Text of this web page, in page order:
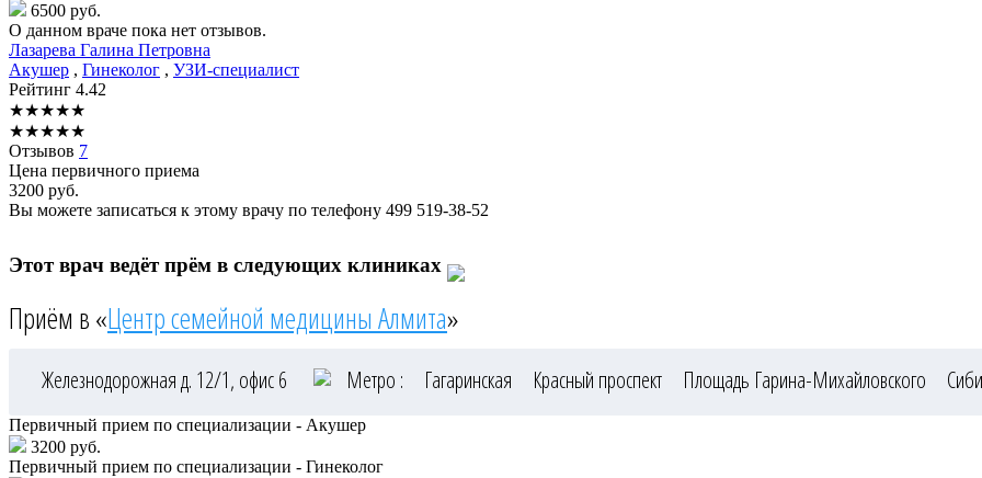
6500 руб.
О данном враче пока нет отзывов.
Лазарева Галина Петровна
Акушер , Гинеколог , УЗИ-специалист
Рейтинг 4.42
★★★★★
★★★★★
Отзывов 7
Цена первичного приема
3200 руб.
Вы можете записаться к этому врачу по телефону 499 519-38-52
Этот врач ведёт прём в следующих клиниках
Приём в «Центр семейной медицины Алмита»
Железнодорожная д. 12/1, офис 6 Метро : Гагаринская Красный проспект Площадь Гарина-Михайловского
Первичный прием по специализации - Акушер
3200 руб.
Первичный прием по специализации - Гинеколог